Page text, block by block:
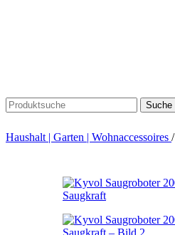
Suche
Haushalt | Garten | Wohnaccessoires /